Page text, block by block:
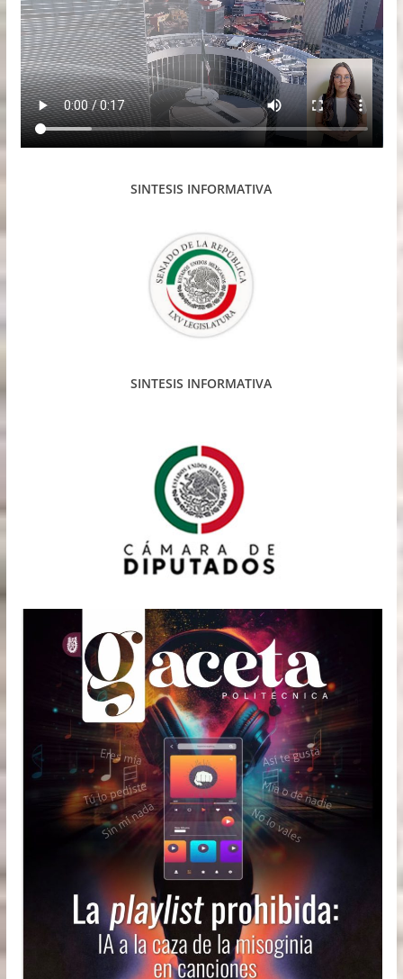
SINTESIS INFORMATIVA
SINTESIS INFORMATIVA